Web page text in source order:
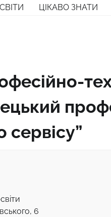
ЦІКАВО ЗНАТИ
сервісу”
6